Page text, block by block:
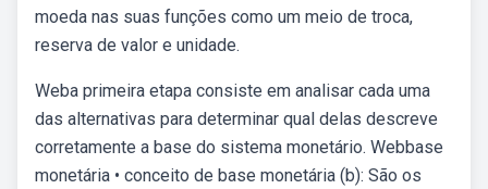
moeda nas suas funções como um meio de troca,
reserva de valor e unidade.
Weba primeira etapa consiste em analisar cada uma
das alternativas para determinar qual delas descreve
corretamente a base do sistema monetário. Webbase
monetária • conceito de base monetária (b): São os